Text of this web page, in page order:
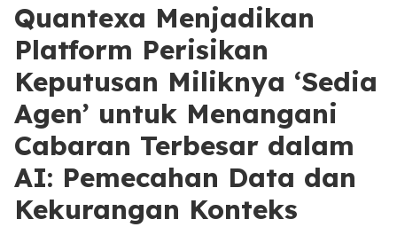
Quantexa Menjadikan
Platform Perisikan
Keputusan Miliknya ‘Sedia
Agen’ untuk Menangani
Cabaran Terbesar dalam
AI: Pemecahan Data dan
Kekurangan Konteks